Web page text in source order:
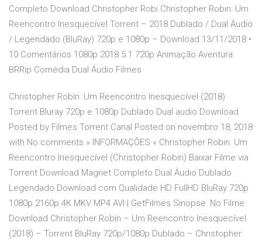
Completo Download Christopher Robi Christopher Robin: Um
Reencontro Inesquecível Torrent – 2018 Dublado / Dual Áudio
/ Legendado (BluRay) 720p e 1080p – Download 13/11/2018 •
10 Comentários 1080p 2018 5.1 720p Animação Aventura
BRRip Comédia Dual Áudio Filmes
Christopher Robin: Um Reencontro Inesquecível (2018)
Torrent Bluray 720p e 1080p Dublado Dual audio Download
Posted by Filmes Torrent Canal Posted on novembro 18, 2018
with No comments » INFORMAÇÕES « Christopher Robin: Um
Reencontro Inesquecível (Christopher Robin) Baixar Filme via
Torrent Download Magnet Completo Dual Áudio Dublado
Legendado Download com Qualidade HD FullHD BluRay 720p
1080p 2160p 4K MKV MP4 AVI | GetFilmes Sinopse: No Filme
Download Christopher Robin – Um Reencontro Inesquecível
(2018) – Torrent BluRay 720p/1080p Dublado – Christopher